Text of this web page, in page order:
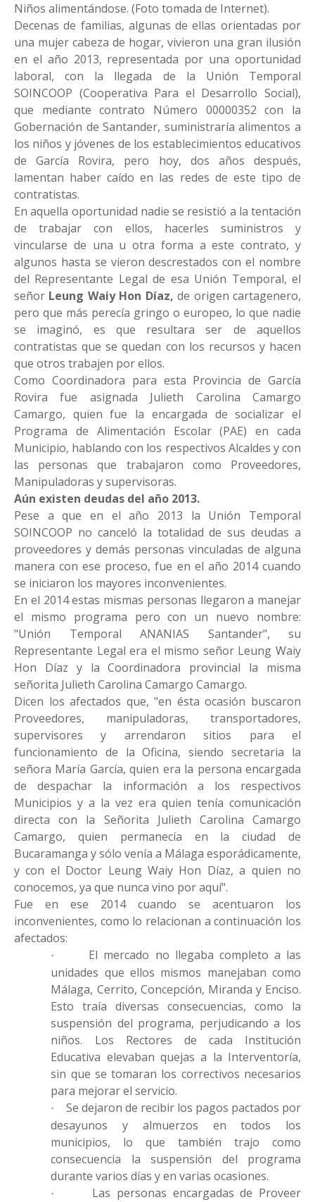
​Niños alimentándose. (Foto tomada de Internet).
Decenas de familias, algunas de ellas orientadas por
una mujer cabeza de hogar, vivieron una gran ilusión
en el año 2013, representada por una oportunidad
laboral, con la llegada de la Unión Temporal
SOINCOOP (Cooperativa Para el Desarrollo Social),
que mediante contrato Número 00000352 con la
Gobernación de Santander, suministraría alimentos a
los niños y jóvenes de los establecimientos educativos
de García Rovira, pero hoy, dos años después,
lamentan haber caído en las redes de este tipo de
contratistas.
En aquella oportunidad nadie se resistió a la tentación
de trabajar con ellos, hacerles suministros y
vincularse de una u otra forma a este contrato, y
algunos hasta se vieron descrestados con el nombre
del Representante Legal de esa Unión Temporal, el
señor Leung Waiy Hon Díaz, de origen cartagenero,
pero que más perecía gringo o europeo, lo que nadie
se imaginó, es que resultara ser de aquellos
contratistas que se quedan con los recursos y hacen
que otros trabajen por ellos.
Como Coordinadora para esta Provincia de García
Rovira fue asignada Julieth Carolina Camargo
Camargo, quien fue la encargada de socializar el
Programa de Alimentación Escolar (PAE) en cada
Municipio, hablando con los respectivos Alcaldes y con
las personas que trabajaron como Proveedores,
Manipuladoras y supervisoras.
Aún existen deudas del año 2013.
Pese a que en el año 2013 la Unión Temporal
SOINCOOP no canceló la totalidad de sus deudas a
proveedores y demás personas vinculadas de alguna
manera con ese proceso, fue en el año 2014 cuando
se iniciaron los mayores inconvenientes.
En el 2014 estas mismas personas llegaron a manejar
el mismo programa pero con un nuevo nombre:
"Unión Temporal ANANIAS Santander", su
Representante Legal era el mismo señor Leung Waiy
Hon Díaz y la Coordinadora provincial la misma
señorita Julieth Carolina Camargo Camargo.
Dicen los afectados que, "en ésta ocasión buscaron
Proveedores, manipuladoras, transportadores,
supervisores y arrendaron sitios para el
funcionamiento de la Oficina, siendo secretaria la
señora María García, quien era la persona encargada
de despachar la información a los respectivos
Municipios y a la vez era quien tenía comunicación
directa con la Señorita Julieth Carolina Camargo
Camargo, quien permanecía en la ciudad de
Bucaramanga y sólo venía a Málaga esporádicamente,
y con el Doctor Leung Waiy Hon Díaz, a quien no
conocemos, ya que nunca vino por aquí".
Fue en ese 2014 cuando se acentuaron los
inconvenientes, como lo relacionan a continuación los
afectados:
·
El mercado no llegaba completo a las
unidades que ellos mismos manejaban como
Málaga, Cerrito, Concepción, Miranda y Enciso.
Esto traía diversas consecuencias, como la
suspensión del programa, perjudicando a los
niños. Los Rectores de cada Institución
Educativa elevaban quejas a la Interventoría,
sin que se tomaran los correctivos necesarios
para mejorar el servicio.
·
Se dejaron de recibir los pagos pactados por
desayunos y almuerzos en todos los
municipios, lo que también trajo como
consecuencia la suspensión del programa
durante varios días y en varias ocasiones.
·
Las personas encargadas de Proveer